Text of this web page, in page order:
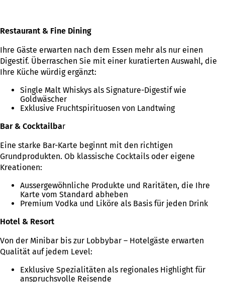
Restaurant & Fine Dining
Ihre Gäste erwarten nach dem Essen mehr als nur einen
Digestif. Überraschen Sie mit einer kuratierten Auswahl, die
Ihre Küche würdig ergänzt:
Single Malt Whiskys als Signature-Digestif wie
Goldwäscher
Exklusive Fruchtspirituosen von Landtwing
Bar & Cocktailbar
Eine starke Bar-Karte beginnt mit den richtigen
Grundprodukten. Ob klassische Cocktails oder eigene
Kreationen:
Aussergewöhnliche Produkte und Raritäten, die Ihre
Karte vom Standard abheben
Premium Vodka und Liköre als Basis für jeden Drink
Hotel & Resort
Von der Minibar bis zur Lobbybar – Hotelgäste erwarten
Qualität auf jedem Level:
Exklusive Spezialitäten als regionales Highlight für
anspruchsvolle Reisende